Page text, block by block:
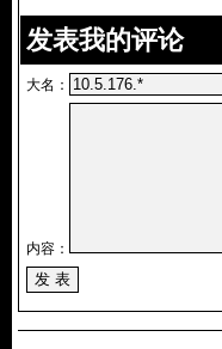
发表我的评论
大名：
内容：